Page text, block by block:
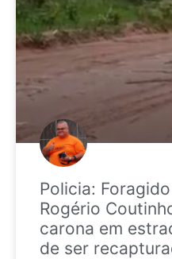
Policia:
Rogério
carona em
de ser